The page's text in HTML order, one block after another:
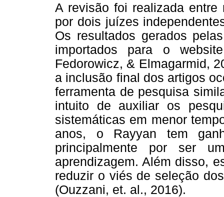
A revisão foi realizada
por dois juízes
Os resultados gerados
importados para o
Fedorowicz, & Elmagarmid,
a inclusão final dos artigos
ferramenta de pesquisa
intuito de auxiliar os
sistemáticas em menor
anos, o Rayyan tem
principalmente por ser
aprendizagem. Além disso,
reduzir o viés de seleção
(Ouzzani, et. al., 2016).